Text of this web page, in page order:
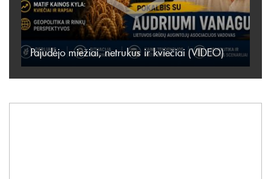
Pajudėjo miežiai, netrukus ir kviečiai (VIDEO)